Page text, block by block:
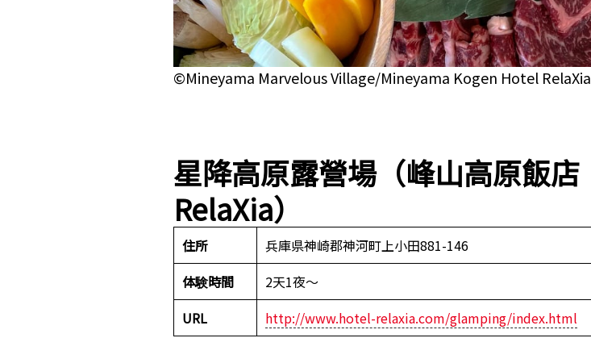
©Mineyama Marvelous Village/Mineyama Kogen Hotel RelaXia
星降高原露營場（峰山高原飯店
RelaXia）
住所
兵庫県神崎郡神河町上小田881-146
体験時間
2天1夜～
URL
http://www.hotel-relaxia.com/glamping/index.html